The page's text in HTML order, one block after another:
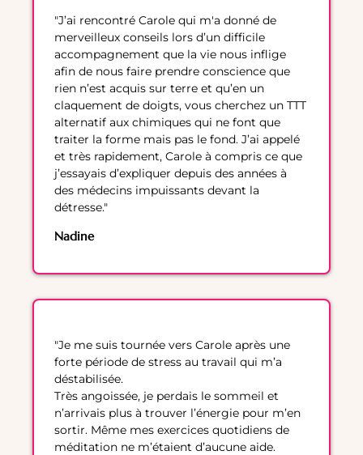
"J’ai rencontré Carole qui m'a donné de
merveilleux conseils lors d’un difficile
accompagnement que la vie nous inflige
afin de nous faire prendre conscience que
rien n’est acquis sur terre et qu’en un
claquement de doigts, vous cherchez un TTT
alternatif aux chimiques qui ne font que
traiter la forme mais pas le fond. J’ai appelé
et très rapidement, Carole à compris ce que
j’essayais d’expliquer depuis des années à
des médecins impuissants devant la
détresse."
Nadine
"Je me suis tournée vers Carole après une
forte période de stress au travail qui m’a
déstabilisée.
Très angoissée, je perdais le sommeil et
n’arrivais plus à trouver l’énergie pour m’en
sortir. Même mes exercices quotidiens de
méditation ne m’étaient d’aucune aide.